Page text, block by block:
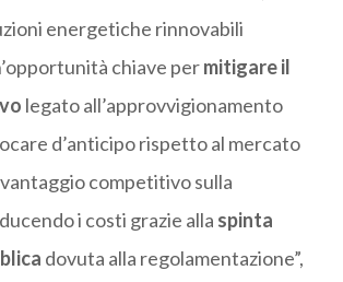
energetiche rinnovabili
chiave permitigare il
legato all’approvvigionamento
d’anticipo rispetto al mercato
competitivo sulla
i costi grazie alla spinta
dovuta alla regolamentazione”,